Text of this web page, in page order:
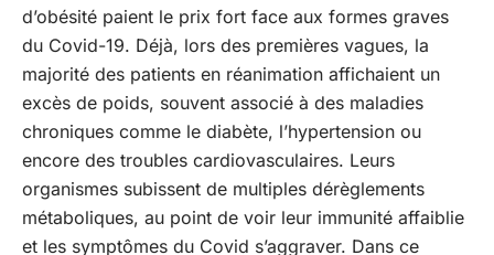
d’obésité paient le prix fort face aux formes graves
du Covid-19. Déjà, lors des premières vagues, la
majorité des patients en réanimation affichaient un
excès de poids, souvent associé à des maladies
chroniques comme le diabète, l’hypertension ou
encore des troubles cardiovasculaires. Leurs
organismes subissent de multiples dérèglements
métaboliques, au point de voir leur immunité affaiblie
et les symptômes du Covid s’aggraver. Dans ce